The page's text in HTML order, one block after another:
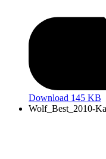
Download 145 KB
Wolf_Best_2010-